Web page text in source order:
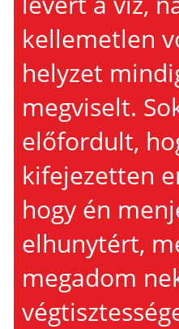
kellemetlen
helyzet
megviselt.
előfordult,
kifejezetten
hogy én
elhunytért,
megadom